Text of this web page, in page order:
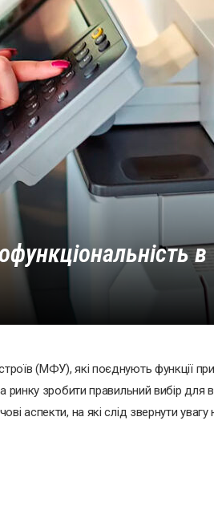
в
(МФУ), які поєднують функції
ринку зробити правильний вибір для
аспекти, на які слід звернути